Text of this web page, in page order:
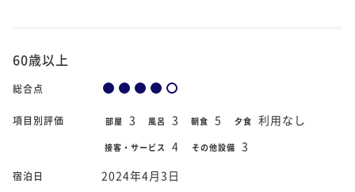
60歳以上
総合点
項目別評価 部屋 3 風呂 3 朝食 5 夕食 利用なし
接客・サービス 4 その他設備 3
宿泊日 2024年4月3日